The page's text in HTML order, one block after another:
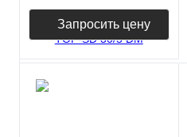
Запросить цену